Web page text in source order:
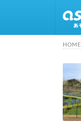
HOME